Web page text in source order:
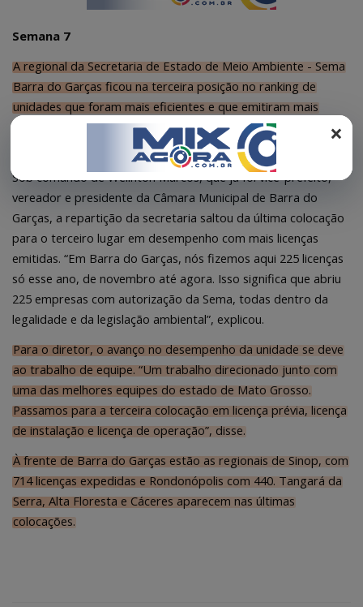
×
Semana 7
A regional da Secretaria de Estado de Meio Ambiente - Sema
Barra do Garças ficou na terceira posição no ranking de
unidades que foram mais eficientes e que emitiram mais
licenças ambientais. A seção atende 18 municípios do Vale do
Sob comando de Welinton Marcos, que já foi vice-prefeito,
vereador e presidente da Câmara Municipal de Barra do
Garças, a repartição da secretaria saltou da última colocação
para o terceiro lugar em desempenho com mais licenças
emitidas. “Em Barra do Garças, nós fizemos aqui 225 licenças
só esse ano, de novembro até agora. Isso significa que abriu
225 empresas com autorização da Sema, todas dentro da
legalidade e da legislação ambiental”, explicou.
Para o diretor, o avanço no desempenho da unidade se deve
ao trabalho de equipe. “Um trabalho direcionado junto com
uma das melhores equipes do estado de Mato Grosso.
Passamos para a terceira colocação em licença prévia, licença
de instalação e licença de operação”, disse.
À frente de Barra do Garças estão as regionais de Sinop, com
714 licenças expedidas e Rondonópolis com 440. Tangará da
Serra, Alta Floresta e Cáceres aparecem nas últimas
colocações.